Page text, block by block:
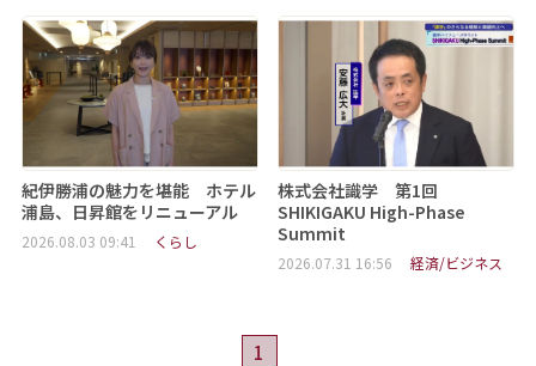
紀伊勝浦の魅力を堪能 ホテル
浦島、日昇館をリニューアル
2026.08.03 09:41 くらし
株式会社識学 第1回
SHIKIGAKU High-Phase
Summit
2026.07.31 16:56 経済/ビジネス
1